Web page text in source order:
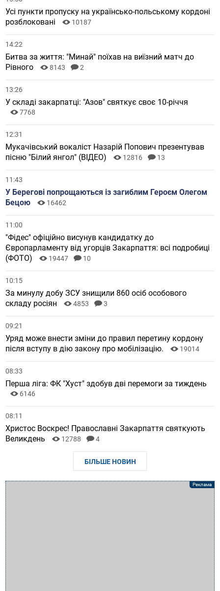
Усі пункти пропуску на українсько-польському кордоні
розблоковані
10187
14:22
Битва за життя: "Минай" поїхав на виїзний матч до
Рівного
8143 2
13:26
У складі закарпатці: "Азов" святкує своє 10-річчя
7768
12:31
Мукачівський вокаліст Назарій Попович презентував
пісню "Білий янгол" (ВІДЕО)
12816 13
11:43
У Берегові попрощаються із загиблим Героєм Олегом
Бецою
16462
11:00
"Фідес" офіційно висунув кандидатку до
Європарламенту від угорців Закарпаття: всі подробиці
(ФОТО)
19447 10
10:15
За минулу добу ЗСУ знищили 860 осіб особового
складу росіян
4853 3
09:21
Уряд може внести зміни до правил перетину кордону
після вступу в дію закону про мобілізацію.
19014
08:33
Перша ліга: ФК "Хуст" здобув дві перемоги за тиждень
6146
08:11
Христос Воскрес! Православні Закарпаття святкують
Великдень
12788 4
БІЛЬШЕ НОВИН